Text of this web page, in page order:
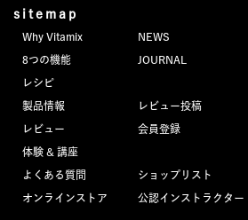
sitemap
Why Vitamix
8つの機能
レシピ
製品情報
レビュー
体験 & 講座
よくある質問
オンラインストア
NEWS
JOURNAL
レビュー投稿
会員登録
ショップリスト
公認インストラクター